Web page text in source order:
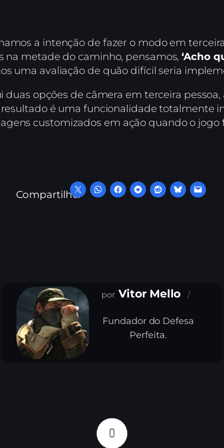
a intenção de fazer o modo em
na metade do caminho, pensamos,‘Acho
uma avaliação de quão difícil seria
duas opções de câmera em terceira
é uma funcionalidade totalmente
customizados em ação quando o jogo
Compartilhe:
Vitor Mello
Fundador do Defesa
Perfeita.
0